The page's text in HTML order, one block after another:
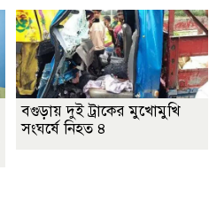
বগুড়ায় দুই ট্রাকের মুখোমুখি
সংঘর্ষে নিহত ৪